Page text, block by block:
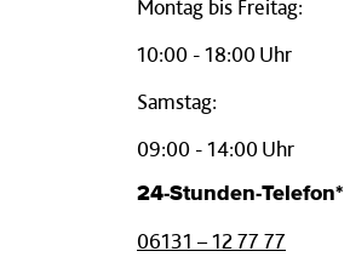
Montag bis Freitag:
10:00 - 18:00 Uhr
Samstag:
09:00 - 14:00 Uhr
24-Stunden-Telefon*
06131 – 12 77 77